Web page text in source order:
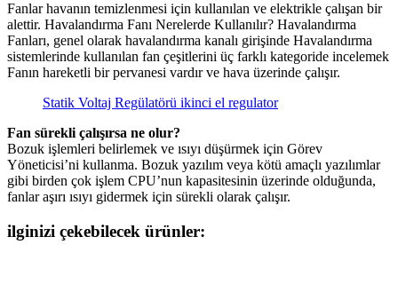
Fanlar havanın temizlenmesi için kullanılan ve elektrikle çalışan bir
alettir. Havalandırma Fanı Nerelerde Kullanılır? Havalandırma
Fanları, genel olarak havalandırma kanalı girişinde Havalandırma
sistemlerinde kullanılan fan çeşitlerini üç farklı kategoride incelemek
Fanın hareketli bir pervanesi vardır ve hava üzerinde çalışır.
Statik Voltaj Regülatörü ikinci el regulator
Fan sürekli çalışırsa ne olur?
Bozuk işlemleri belirlemek ve ısıyı düşürmek için Görev
Yöneticisi’ni kullanma. Bozuk yazılım veya kötü amaçlı yazılımlar
gibi birden çok işlem CPU’nun kapasitesinin üzerinde olduğunda,
fanlar aşırı ısıyı gidermek için sürekli olarak çalışır.
ilginizi çekebilecek ürünler: